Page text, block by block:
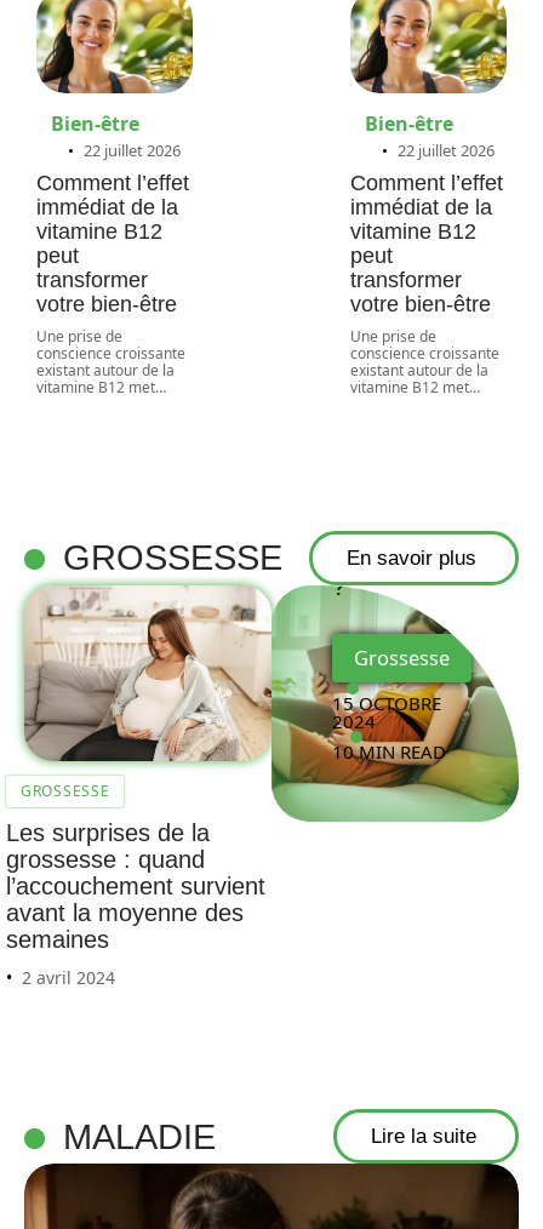
Bien-être
22 juillet 2026
Comment l’effet
immédiat de la
vitamine B12
peut
transformer
votre bien-être
Une prise de
conscience croissante
existant autour de la
vitamine B12 met…
Bien-être
22 juillet 2026
Comment l’effet
immédiat de la
vitamine B12
peut
transformer
votre bien-être
Une prise de
conscience croissante
existant autour de la
vitamine B12 met…
GROSSESSE En savoir plus
GROSSESSE
Les surprises de la
grossesse : quand
l’accouchement survient
avant la moyenne des
semaines
2 avril 2024
Utiliser un
calculateur
de grossesse
?
Grossesse
15 OCTOBRE
2024
10 MIN READ
MALADIE Lire la suite